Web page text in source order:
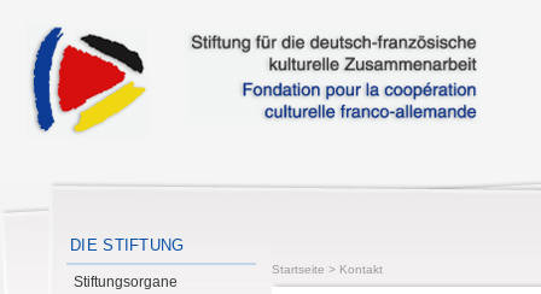
DIE STIFTUNG
Stiftungsorgane
Startseite > Kontakt